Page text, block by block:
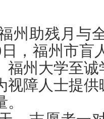
州助残月与
，福州市盲
福州大学至
视障人士提